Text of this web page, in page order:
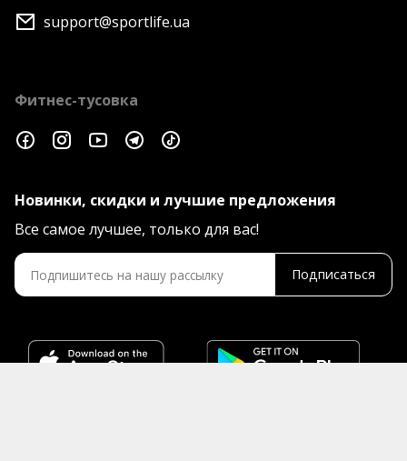
support@sportlife.ua
Фитнес-тусовка
Новинки, скидки и лучшие предложения
Все самое лучшее, только для вас!
Подписаться